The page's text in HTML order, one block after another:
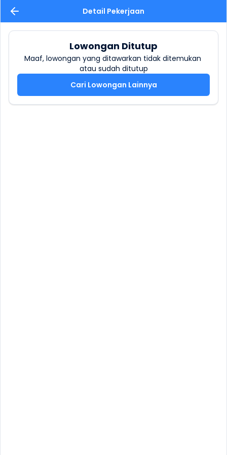
Detail Pekerjaan
Lowongan Ditutup
Maaf, lowongan yang ditawarkan tidak ditemukan
atau sudah ditutup
Cari Lowongan Lainnya